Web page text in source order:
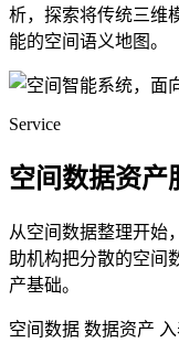
析，探索将传统三维
能的空间语义地图。
Service
空间数据资产
从空间数据整理开始
助机构把分散的空间
产基础。
空间数据 数据资产